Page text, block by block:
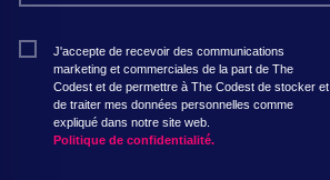
J'accepte de recevoir des communications
marketing et commerciales de la part de The
Codest et de permettre à The Codest de stocker et
de traiter mes données personnelles comme
expliqué dans notre site web.
Politique de confidentialité.